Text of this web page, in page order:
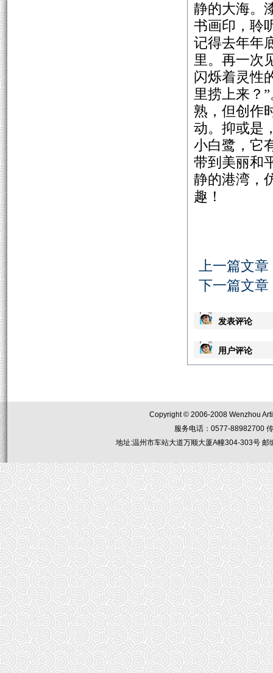
静的大海。
书画印，聆
记得去年年
里。再一次
闪烁着灵性
里捞上来？
熟，但创作
动。抑或是
小白鹭，它
带到美丽和
静的港湾，
趣！
上一篇文章
下一篇文章
发表评论
用户评论
Copyright © 2006-2008 Wenzhou
服务电话：0577-88982700
地址:温州市车站大道万顺大厦A幢304-303号